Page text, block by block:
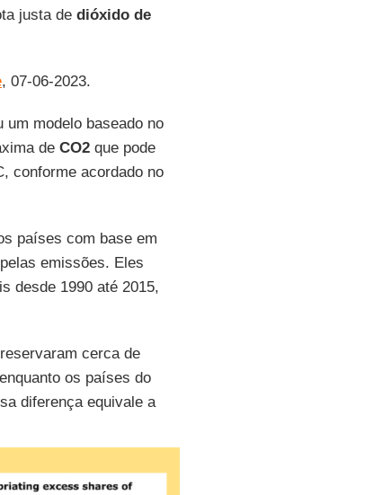
justa de dióxido de
, 07-06-2023.
um modelo baseado no
de CO2que pode
conforme acordado no
países com base em
emissões. Eles
desde 1990 até 2015,
cerca de
os países do
diferença equivale a